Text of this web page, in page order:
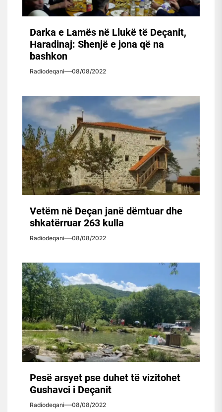
Darka e Lamës në Llukë të Deçanit,
Haradinaj: Shenjë e jona që na
bashkon
Radiodeqani 08/08/2022
Vetëm në Deçan janë dëmtuar dhe
shkatërruar 263 kulla
Radiodeqani 08/08/2022
Pesë arsyet pse duhet të vizitohet
Gushavci i Deçanit
Radiodeqani 08/08/2022